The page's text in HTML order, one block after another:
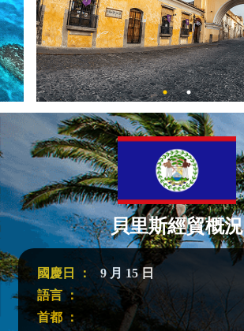
貝里斯經貿概況
國慶日 ：
9 月 15 日
語言 ：
首都 ：